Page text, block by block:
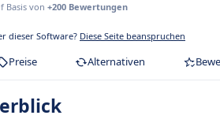
Basis von +200 Bewertungen
dieser Software? Diese Seite beanspruchen
Preise Alternativen